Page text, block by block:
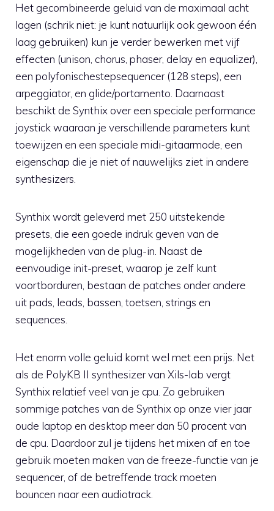
Het gecombineerde geluid van de maximaal acht
lagen (schrik niet: je kunt natuurlijk ook gewoon één
laag gebruiken) kun je verder bewerken met vijf
effecten (unison, chorus, phaser, delay en equalizer),
een polyfonischestepsequencer (128 steps), een
arpeggiator, en glide/portamento. Daarnaast
beschikt de Synthix over een speciale performance
joystick waaraan je verschillende parameters kunt
toewijzen en een speciale midi-gitaarmode, een
eigenschap die je niet of nauwelijks ziet in andere
synthesizers.
Synthix wordt geleverd met 250 uitstekende
presets, die een goede indruk geven van de
mogelijkheden van de plug-in. Naast de
eenvoudige init-preset, waarop je zelf kunt
voortborduren, bestaan de patches onder andere
uit pads, leads, bassen, toetsen, strings en
sequences.
Het enorm volle geluid komt wel met een prijs. Net
als de PolyKB II synthesizer van Xils-lab vergt
Synthix relatief veel van je cpu. Zo gebruiken
sommige patches van de Synthix op onze vier jaar
oude laptop en desktop meer dan 50 procent van
de cpu. Daardoor zul je tijdens het mixen af en toe
gebruik moeten maken van de freeze-functie van je
sequencer, of de betreffende track moeten
bouncen naar een audiotrack.